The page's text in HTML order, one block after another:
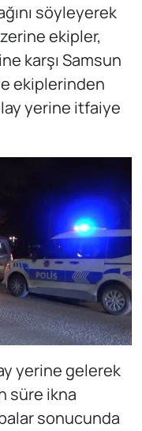
söyleyerek
ekipler,
karşı Samsun
ekiplerinden
yerine itfaiye
yerine gelerek
süre ikna
sonucunda